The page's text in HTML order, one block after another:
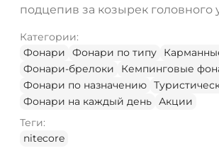
подцепив за козырек головного
Категории:
Фонари
Фонари по типу
Фонари-брелоки
Кемпинговые
Фонари по назначению
Фонари на каждый день Акции
Теги:
nitecore